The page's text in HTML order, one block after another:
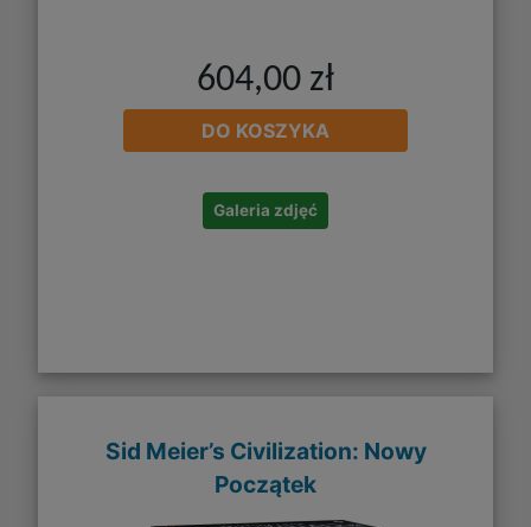
604,00 zł
DO KOSZYKA
Galeria zdjęć
Sid Meier’s Civilization: Nowy
Początek